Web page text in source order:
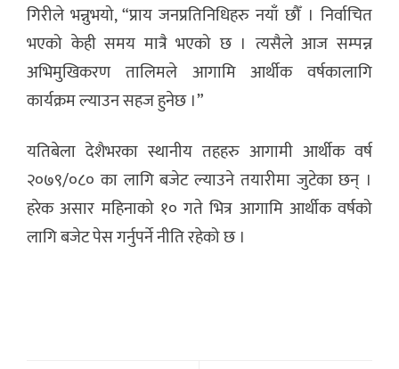
गिरीले भन्नुभयो, “प्राय जनप्रतिनिधिहरु नयाँ छौँ । निर्वाचित
भएको केही समय मात्रै भएको छ । त्यसैले आज सम्पन्न
अभिमुखिकरण तालिमले आगामि आर्थीक वर्षकालागि
कार्यक्रम ल्याउन सहज हुनेछ ।”
यतिबेला देशैभरका स्थानीय तहहरु आगामी आर्थीक वर्ष
२०७९/०८० का लागि बजेट ल्याउने तयारीमा जुटेका छन् ।
हरेक असार महिनाको १० गते भित्र आगामि आर्थीक वर्षको
लागि बजेट पेस गर्नुपर्ने नीति रहेको छ ।